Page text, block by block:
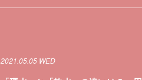
2021.05.05 WED